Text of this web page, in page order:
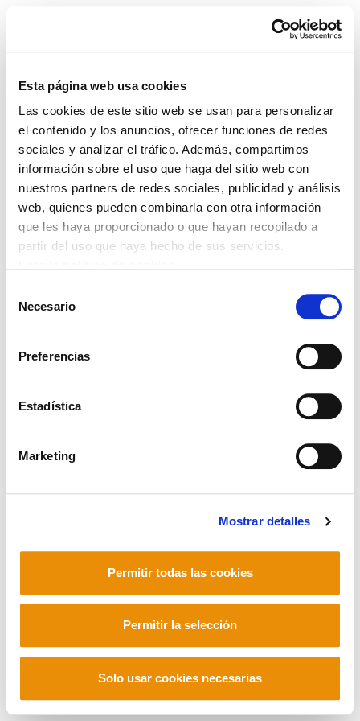
Esta página web usa cookies
Las cookies de este sitio web se usan para personalizar
el contenido y los anuncios, ofrecer funciones de redes
sociales y analizar el tráfico. Además, compartimos
información sobre el uso que haga del sitio web con
nuestros partners de redes sociales, publicidad y análisis
web, quienes pueden combinarla con otra información
que les haya proporcionado o que hayan recopilado a
partir del uso que haya hecho de sus servicios.
Necesario
Preferencias
Estadística
Marketing
Mostrar detalles
Permitir todas las cookies
Permitir la selección
Solo usar cookies necesarias
ELA Astekaria 408
POLÍTICA DE COOKIES
CANAL DE INFORMACIÓN
POLÍTICA DE PRIVACIDAD
MAPA DEL SITIO
ACCESIBILIDAD
Telf. +34 94 403 77 99
Contacto